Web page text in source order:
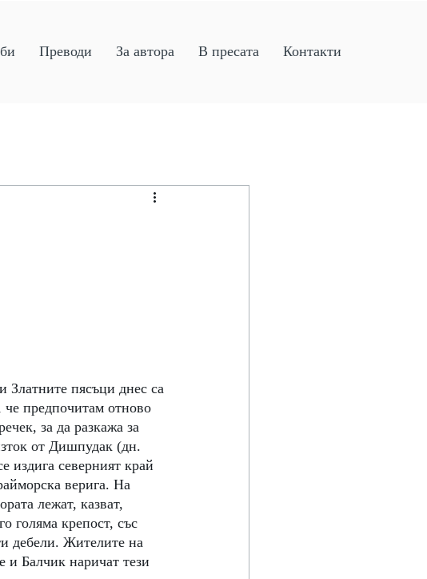
Преводи За автора В пресата Контакти
Златните пясъци днес са
че предпочитам отново
за да разкажа за
от Дишпудак (дн.
издига северният край
верига. На
лежат, казват,
голяма крепост, със
дебели. Жителите на
Балчик наричат тези